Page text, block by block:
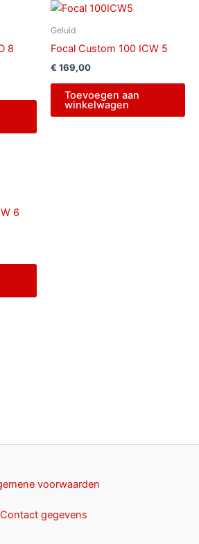
8
Geluid
Focal Custom 100 ICW 5
€ 169,00
Toevoegen aan
winkelwagen
6
voorwaarden
Contact gegevens